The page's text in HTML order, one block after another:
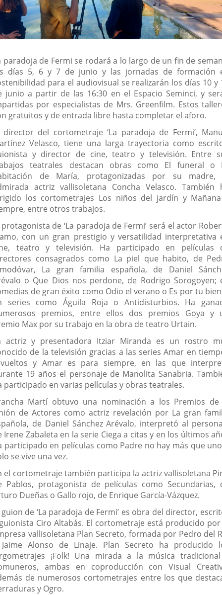
paradoja de Fermi se rodará a lo largo de un fin de
días 5, 6 y 7 de junio y las jornadas de formación
para el audiovisual se realizarán los días 10 y
junio a partir de las 16:30 en el Espacio Seminci, y
por especialistas de Mrs. Greenfilm. Estos
gratuitos y de entrada libre hasta completar el aforo.
director del cortometraje ‘La paradoja de Fermi’,
Velasco, tiene una larga trayectoria como
y director de cine, teatro y televisión. Entre
teatrales destacan obras como El funeral o
de María, protagonizadas por su madre,
actriz vallisoletana Concha Velasco. También
los cortometrajes Los niños del jardín y
entre otros trabajos.
protagonista de ‘La paradoja de Fermi’ será el actor
con un gran prestigio y versatilidad interpretativa
teatro y televisión. Ha participado en películas
consagrados como La piel que habito, de
La gran familia española, de Daniel
o Que Dios nos perdone, de Rodrigo Sorogoyen;
de gran éxito como Odio el verano o Es por tu
series como Águila Roja o Antidisturbios. Ha
premios, entre ellos dos premios Goya y
Max por su trabajo en la obra de teatro Urtain.
actriz y presentadora Itziar Miranda es un rostro
de la televisión gracias a las series Amar en
y Amar es para siempre, en las que
19 años el personaje de Manolita Sanabria.
participado en varias películas y obras teatrales.
Martí obtuvo una nominación a los Premios de
de Actores como actriz revelación por La gran
de Daniel Sánchez Arévalo, interpretó al
Irene Zabaleta en la serie Ciega a citas y en los últimos
participado en películas como Padre no hay más que
se vive una vez.
el cortometraje también participa la actriz vallisoletana
Pablos, protagonista de películas como Secundarias,
Dueñas o Gallo rojo, de Enrique García-Vázquez.
guion de ‘La paradoja de Fermi’ es obra del director,
Ciro Altabás. El cortometraje está producido
vallisoletana Plan Secreto, formada por Pedro del
Alonso de Linaje. Plan Secreto ha producido
¡Folk! Una mirada a la música
ambas en coproducción con Visual
de numerosos cortometrajes entre los que
y Ogro.